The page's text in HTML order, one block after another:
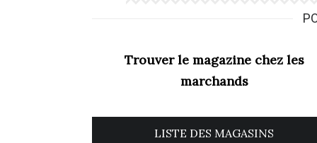
Trouver le magazine chez les
marchands
LISTE DES MAGASINS